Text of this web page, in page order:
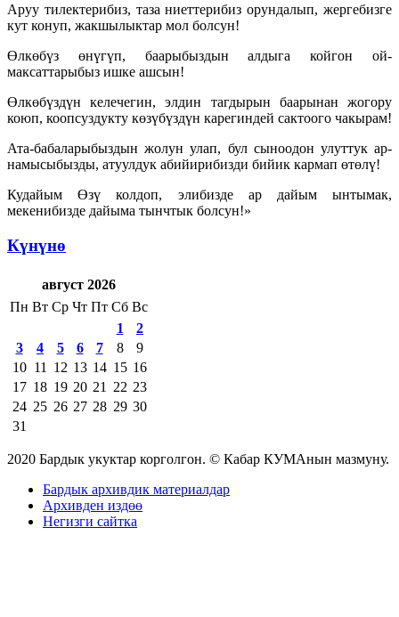
Аруу тилектерибиз, таза ниеттерибиз орундалып, жергебизге
кут конуп, жакшылыктар мол болсун!
Өлкөбүз өнүгүп, баарыбыздын алдыга койгон ой-
максаттарыбыз ишке ашсын!
Өлкөбүздүн келечегин, элдин тагдырын баарынан жогору
коюп, коопсуздукту көзүбүздүн карегиндей сактоого чакырам!
Ата-бабаларыбыздын жолун улап, бул сыноодон улуттук ар-
намысыбызды, атуулдук абийирибизди бийик кармап өтөлү!
Кудайым Өзү колдоп, элибизде ар дайым ынтымак,
мекенибизде дайыма тынчтык болсун!»
Күнүнө
август 2026
Пн Вт Ср Чт Пт Сб Вс
1
2
3
4 5 6 7 8
9
10 11 12 13 14 15 16
17 18 19 20 21 22 23
24 25 26 27 28 29 30
31
2020 Бардык укуктар корголгон. © Кабар КУМАнын мазмуну.
Бардык архивдик материалдар
Архивден издөө
Негизги сайтка